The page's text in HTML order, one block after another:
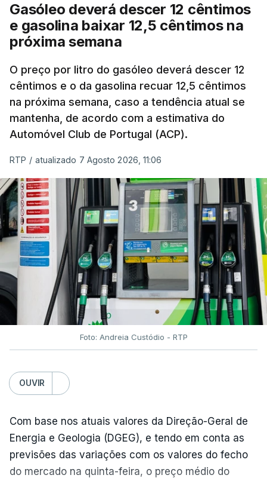
Gasóleo deverá descer 12 cêntimos
e gasolina baixar 12,5 cêntimos na
próxima semana
O preço por litro do gasóleo deverá descer 12
cêntimos e o da gasolina recuar 12,5 cêntimos
na próxima semana, caso a tendência atual se
mantenha, de acordo com a estimativa do
Automóvel Club de Portugal (ACP).
RTP / atualizado 7 Agosto 2026, 11:06
Foto: Andreia Custódio - RTP
OUVIR
Com base nos atuais valores da Direção-Geral de
Energia e Geologia (DGEG), e tendo em conta as
previsões das variações com os valores do fecho
do mercado na quinta-feira, o preço médio do